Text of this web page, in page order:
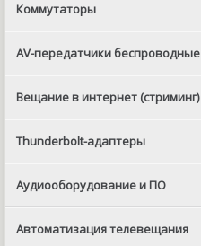
Коммутаторы
AV-передатчики беспроводные
Вещание в интернет (стриминг)
Thunderbolt-адаптеры
Аудиооборудование и ПО
Автоматизация телевещания